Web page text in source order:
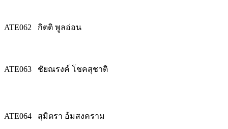
ATE062 กิตติ พูลอ่อน
ATE063 ชัยณรงค์ โชคสุชาติ
ATE064 สุมิตรา อ้มสงคราม